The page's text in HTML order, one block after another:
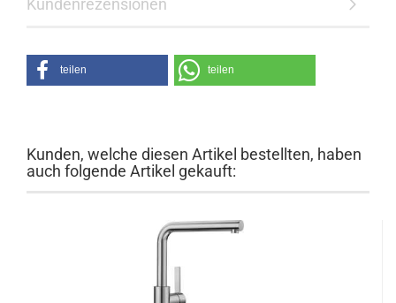
Kundenrezensionen
teilen teilen
Kunden, welche diesen Artikel bestellten, haben
auch folgende Artikel gekauft: